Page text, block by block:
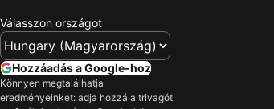
Válasszon országot
Hozzáadás a Google-hoz
Könnyen megtalálhatja
eredményeinket: adja hozzá a trivagót